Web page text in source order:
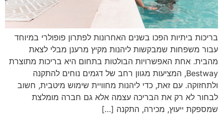
בריכות ביתיות הפכו בשנים האחרונות לפתרון פופולרי במיוחד
עבור משפחות שמבקשות ליהנות מקיץ מרענן מבלי לצאת
מהבית. אחת האפשרויות הבולטות בתחום היא בריכות מתוצרת
Bestway, המציעות מגוון רחב של דגמים נוחים להתקנה
ולתחזוקה. עם זאת, כדי ליהנות מחוויית שימוש מיטבית, חשוב
לבחור לא רק את הבריכה עצמה אלא גם חברה מומלצת
שמספקת ייעוץ, מכירה, התקנה […]